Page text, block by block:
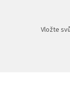
Vložte